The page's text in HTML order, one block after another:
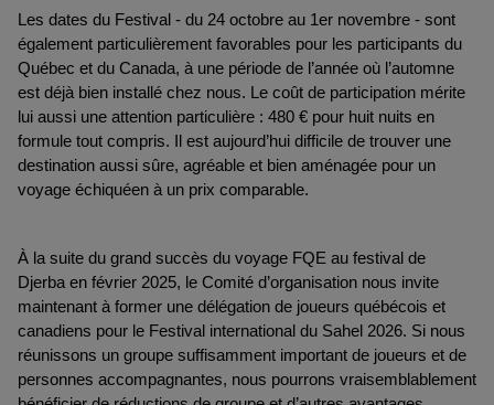
Les dates du Festival - du 24 octobre au 1er novembre - sont
également particulièrement favorables pour les participants du
Québec et du Canada, à une période de l’année où l’automne
est déjà bien installé chez nous. Le coût de participation mérite
lui aussi une attention particulière : 480 € pour huit nuits en
formule tout compris. Il est aujourd’hui difficile de trouver une
destination aussi sûre, agréable et bien aménagée pour un
voyage échiquéen à un prix comparable.
À la suite du grand succès du voyage FQE au festival de
Djerba en février 2025, le Comité d’organisation nous invite
maintenant à former une délégation de joueurs québécois et
canadiens pour le Festival international du Sahel 2026. Si nous
réunissons un groupe suffisamment important de joueurs et de
personnes accompagnantes, nous pourrons vraisemblablement